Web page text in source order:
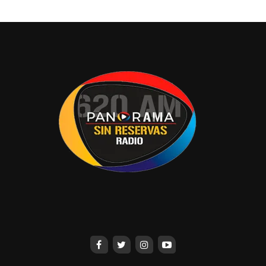
próximamente en los municipios de Comalcalco,
Cunduacán, Jalapa y Emiliano Zapata, con el propósito de
continuar acercando los servicios de prevención y
diagnóstico oportuno a las mujeres de todo el estado.
Ante esta situación, se invita a las mujeres tabasqueñas
a fortalecer el cuidado de su salud mamaria. A partir de
exploración clínica mamaria de manera anual, por